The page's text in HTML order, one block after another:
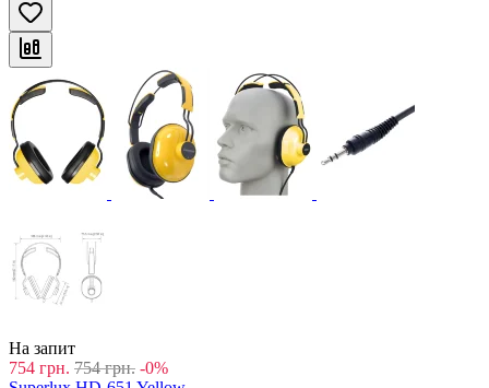
На запит
754 грн. 754 грн. -0%